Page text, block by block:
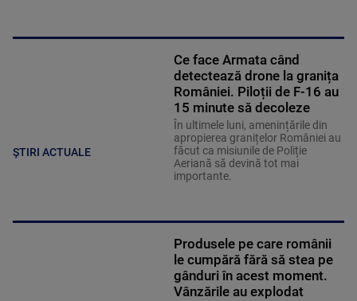
ȘTIRI ACTUALE
Ce face Armata când
detectează drone la granița
României. Piloții de F-16 au
15 minute să decoleze
În ultimele luni, amenințările din
apropierea granițelor României au
făcut ca misiunile de Poliție
Aeriană să devină tot mai
importante.
Produsele pe care românii
le cumpără fără să stea pe
gânduri în acest moment.
Vânzările au explodat